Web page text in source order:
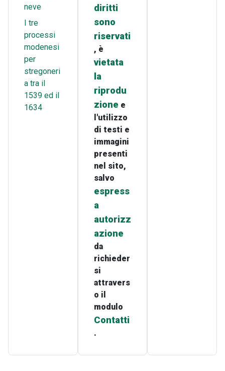
neve
I tre
processi
modenesi
per
stregoneri
a tra il
1539 ed il
1634
diritti
sono
riservati
, è
vietata
la
riprodu
zione e
l'utilizzo
di testi e
immagini
presenti
nel sito,
salvo
espress
a
autorizz
azione
da
richieder
si
attravers
o il
modulo
Contatti
.